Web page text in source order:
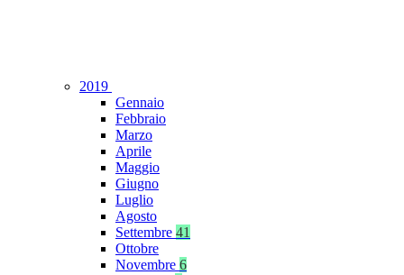
2019
Gennaio
Febbraio
Marzo
Aprile
Maggio
Giugno
Luglio
Agosto
Settembre 41
Ottobre
Novembre 6